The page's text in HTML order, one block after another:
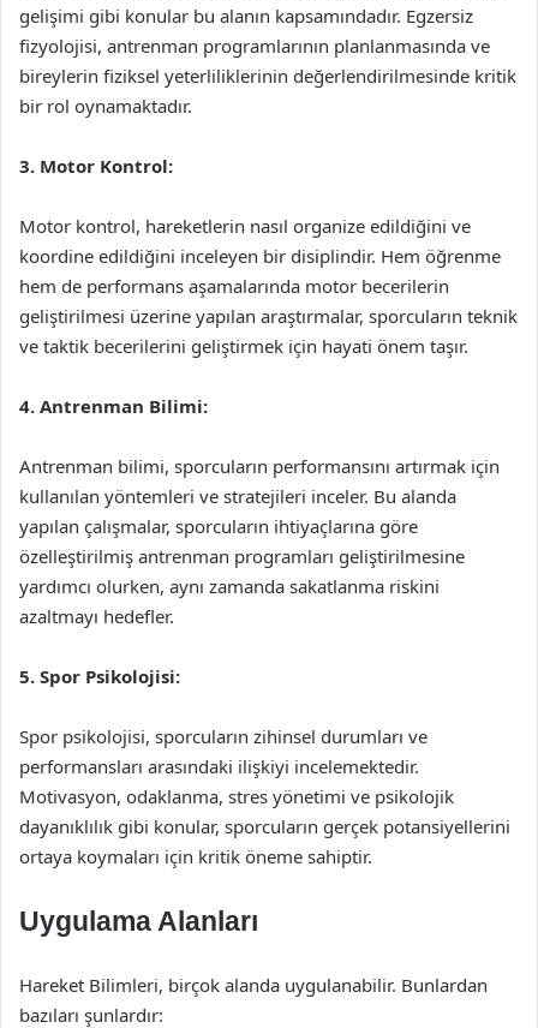
gelişimi gibi konular bu alanın kapsamındadır. Egzersiz
fizyolojisi, antrenman programlarının planlanmasında ve
bireylerin fiziksel yeterliliklerinin değerlendirilmesinde kritik
bir rol oynamaktadır.
3. Motor Kontrol:
Motor kontrol, hareketlerin nasıl organize edildiğini ve
koordine edildiğini inceleyen bir disiplindir. Hem öğrenme
hem de performans aşamalarında motor becerilerin
geliştirilmesi üzerine yapılan araştırmalar, sporcuların teknik
ve taktik becerilerini geliştirmek için hayati önem taşır.
4. Antrenman Bilimi:
Antrenman bilimi, sporcuların performansını artırmak için
kullanılan yöntemleri ve stratejileri inceler. Bu alanda
yapılan çalışmalar, sporcuların ihtiyaçlarına göre
özelleştirilmiş antrenman programları geliştirilmesine
yardımcı olurken, aynı zamanda sakatlanma riskini
azaltmayı hedefler.
5. Spor Psikolojisi:
Spor psikolojisi, sporcuların zihinsel durumları ve
performansları arasındaki ilişkiyi incelemektedir.
Motivasyon, odaklanma, stres yönetimi ve psikolojik
dayanıklılık gibi konular, sporcuların gerçek potansiyellerini
ortaya koymaları için kritik öneme sahiptir.
Uygulama Alanları
Hareket Bilimleri, birçok alanda uygulanabilir. Bunlardan
bazıları şunlardır: